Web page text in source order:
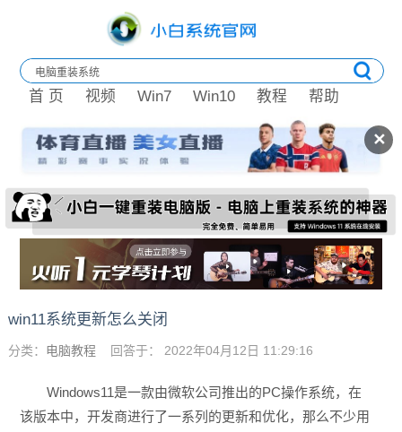
✕
首 页 视频 Win7 Win10 教程 帮助
win11系统更新怎么关闭
分类： 电脑教程 回答于： 2022年04月12日 11:29:16
Windows11是一款由微软公司推出的PC操作系统，在
该版本中，开发商进行了一系列的更新和优化，那么不少用